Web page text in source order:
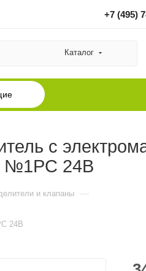
+7 (495)
Каталог
с
№1PC 24В
и клапаны —
24В